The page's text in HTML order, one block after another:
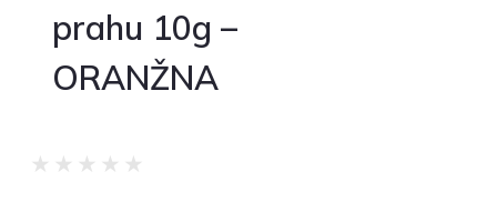
prahu 10g –
ORANŽNA
★ ★ ★ ★ ★